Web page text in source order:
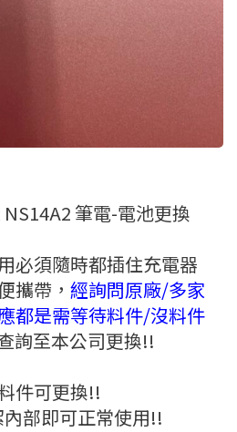
筆電-電池更換
必須隨時都插住充電器
攜帶， 經詢問原廠/多家
都是需等待料件/沒料件
詢至本公司更換!!
件可更換!!
部即可正常使用!!